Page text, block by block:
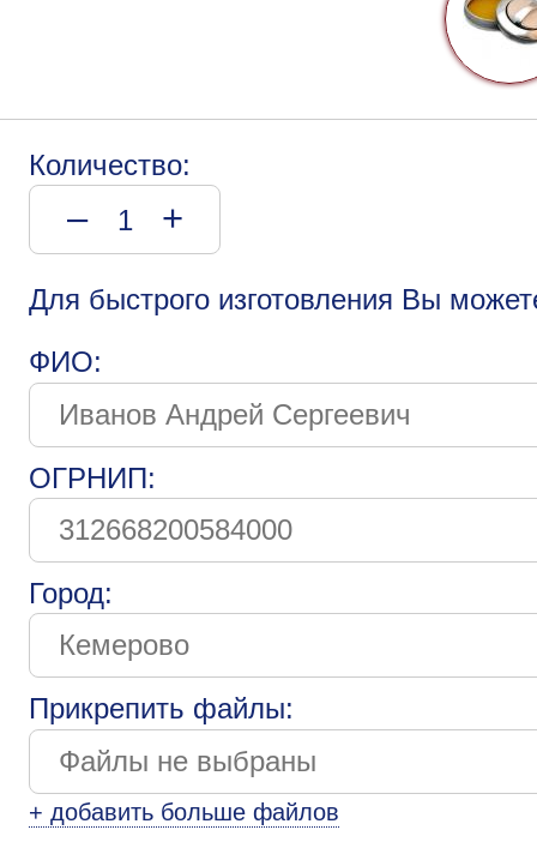
Количество:
– +
Для быстрого изготовления Вы
ФИО:
ОГРНИП:
Город:
Прикрепить файлы:
+ добавить больше файлов